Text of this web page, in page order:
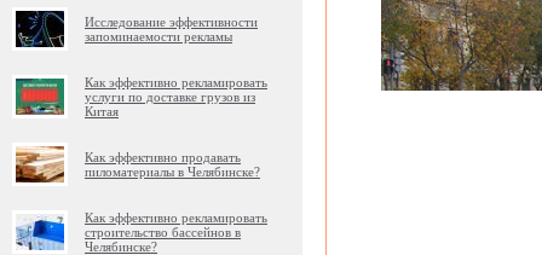
Исследование эффективности
запоминаемости рекламы
Как эффективно рекламировать
услуги по доставке грузов из
Китая
Как эффективно продавать
пиломатериалы в Челябинске?
Как эффективно рекламировать
строительство бассейнов в
Челябинске?